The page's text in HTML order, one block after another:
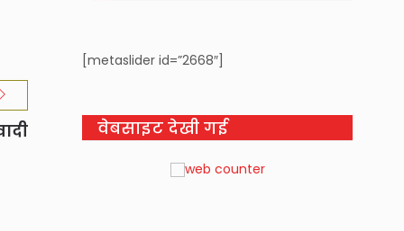
[metaslider id=”2668″]
वेबसाइट देखी गई